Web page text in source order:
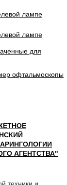
для
офтальмоскопы
АГЕНТСТВА"
техники и